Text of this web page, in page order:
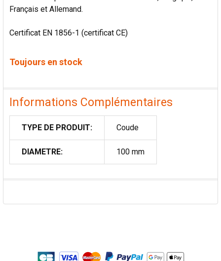
Français et Allemand.
Certificat EN 1856-1 (certificat CE)
Toujours en stock
Informations Complémentaires
TYPE DE PRODUIT: Coude
DIAMETRE: 100 mm